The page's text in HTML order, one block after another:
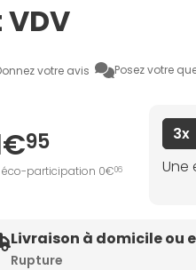
votre avis Posez votre
95
participation 0€06
3x
Une
Livraison à domicile ou
Rupture